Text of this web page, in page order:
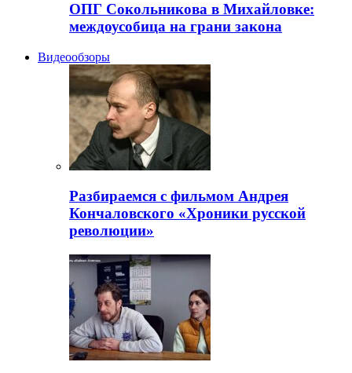
ОПГ Сокольникова в Михайловке:
междоусобица на грани закона
Видеообзоры
Разбираемся с фильмом Андрея
Кончаловского «Хроники русской
революции»